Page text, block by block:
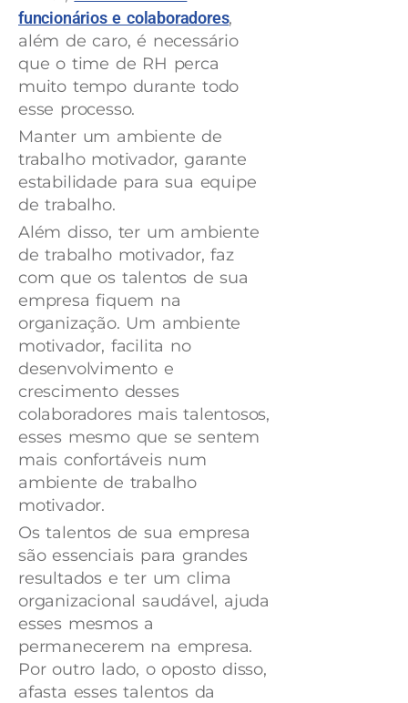
funcionários e colaboradores,
além de caro, é necessário
que o time de RH perca
muito tempo durante todo
esse processo.
Manter um ambiente de
trabalho motivador, garante
estabilidade para sua equipe
de trabalho.
Além disso, ter um ambiente
de trabalho motivador, faz
com que os talentos de sua
empresa fiquem na
organização. Um ambiente
motivador, facilita no
desenvolvimento e
crescimento desses
colaboradores mais talentosos,
esses mesmo que se sentem
mais confortáveis num
ambiente de trabalho
motivador.
Os talentos de sua empresa
são essenciais para grandes
resultados e ter um clima
organizacional saudável, ajuda
esses mesmos a
permanecerem na empresa.
Por outro lado, o oposto disso,
afasta esses talentos da